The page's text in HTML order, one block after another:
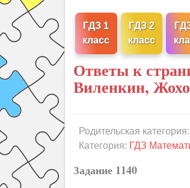
ГДЗ 1
класс
ГДЗ 2
класс
Ответы к
Виленкин,
Родительская категория:
Категория: ГДЗ
Задание 1140